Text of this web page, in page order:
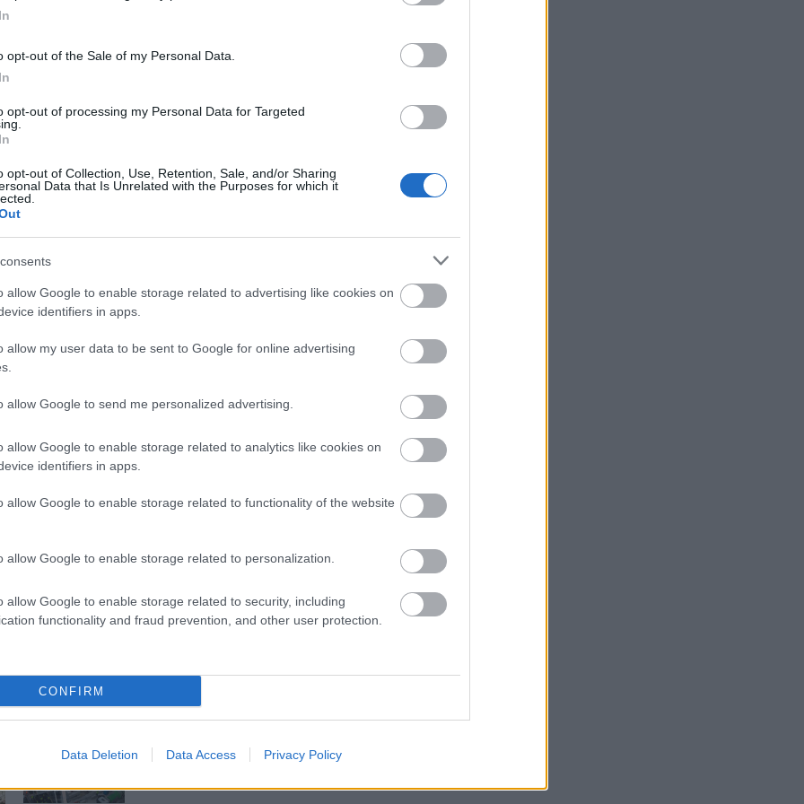
opt-out of the Sale of my Personal Data.
opt-out of processing my Personal Data for Targeted
opt-out of Collection, Use, Retention, Sale, and/or Sharing
Data that Is Unrelated with the Purposes for which it
allow Google to enable storage related to advertising like cookies on
identifiers in apps.
allow my user data to be sent to Google for online advertising
allow Google to send me personalized advertising.
allow Google to enable storage related to analytics like cookies on
identifiers in apps.
allow Google to enable storage related to functionality of the website
allow Google to enable storage related to personalization.
allow Google to enable storage related to security, including
functionality and fraud prevention, and other user protection.
CONFIRM
Data Deletion Data Access Privacy Policy
fotóját Pusztai Máté
tűzoltó főtörzsőrmester,
A „Március hónap Nógrád megyei fotójáért”
év tizenkét hónapjában megválasztott megyei
mérföldköve a felülvizsgálat
árnyékában?